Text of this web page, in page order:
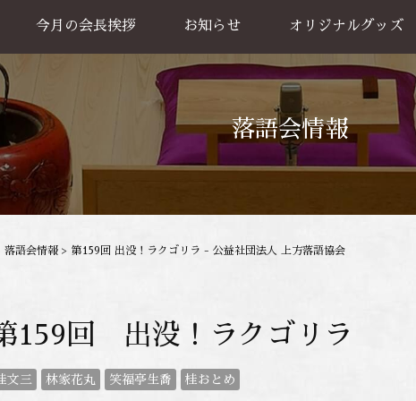
今月の会長挨拶 お知らせ オリジナルグッズ
グッズ販売
お買い物方法
落語会情報
落語会情報 > 第159回 出没！ラクゴリラ - 公益社団法人 上方落語協会
159回 出没！ラクゴリラ
文三 林家花丸 笑福亭生喬 桂おとめ